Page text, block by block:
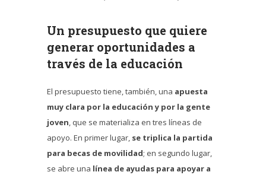
Un presupuesto que quiere
generar oportunidades a
través de la educación
El presupuesto tiene, también, una apuesta
muy clara por la educación y por la gente
joven, que se materializa en tres líneas de
apoyo. En primer lugar, se triplica la partida
para becas de movilidad; en segundo lugar,
se abre una línea de ayudas para apoyar a